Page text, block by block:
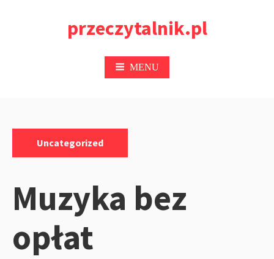
przeczytalnik.pl
MENU
Uncategorized
Muzyka bez
opłat